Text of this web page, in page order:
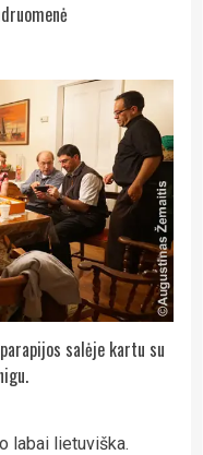
salėje kartu su
labai lietuviška.